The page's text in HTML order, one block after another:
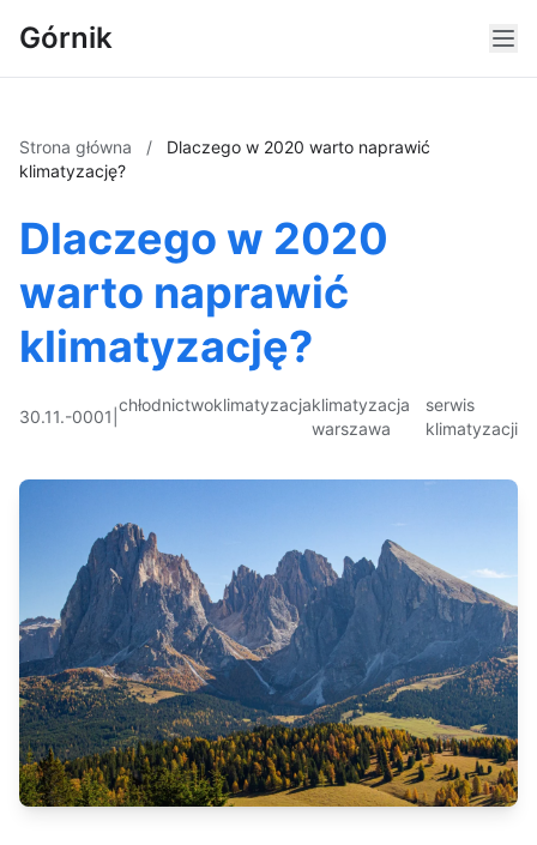
Górnik
Strona główna /
Dlaczego w 2020 warto naprawić
klimatyzację?
Dlaczego w 2020
warto naprawić
klimatyzację?
30.11.-0001
chłodnictwoklimatyzacjaklimatyzacja
warszawa
serwis
klimatyzacji